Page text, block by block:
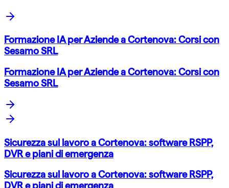
Formazione IA per Aziende a Cortenova: Corsi con
Sesamo SRL
Formazione IA per Aziende a Cortenova: Corsi con
Sesamo SRL
Sicurezza sul lavoro a Cortenova: software RSPP,
DVR e piani di emergenza
Sicurezza sul lavoro a Cortenova: software RSPP,
DVR e piani di emergenza